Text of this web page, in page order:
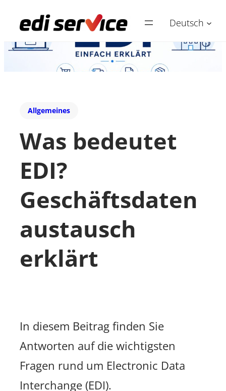
Deutsch
Allgemeines
Was bedeutet
EDI?
Geschäftsdaten
austausch
erklärt
In diesem Beitrag finden Sie
Antworten auf die wichtigsten
Fragen rund um Electronic Data
Interchange (EDI).